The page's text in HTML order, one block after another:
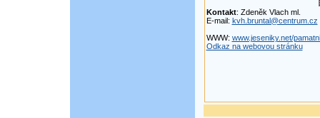
Kontakt: Zdeněk Vlach ml.
E-mail: kvh.bruntal@centrum.cz
WWW: www.jeseniky.net/
Odkaz na webovou stránku